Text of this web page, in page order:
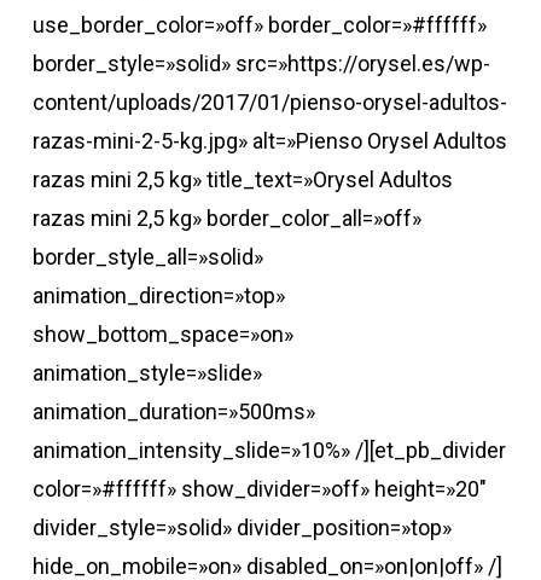
use_border_color=»off» border_color=»#ffffff»
border_style=»solid» src=»https://orysel.es/wp-
content/uploads/2017/01/pienso-orysel-adultos-
razas-mini-2-5-kg.jpg» alt=»Pienso Orysel Adultos
razas mini 2,5 kg» title_text=»Orysel Adultos
razas mini 2,5 kg» border_color_all=»off»
border_style_all=»solid»
animation_direction=»top»
show_bottom_space=»on»
animation_style=»slide»
animation_duration=»500ms»
animation_intensity_slide=»10%» /][et_pb_divider
color=»#ffffff» show_divider=»off» height=»20″
divider_style=»solid» divider_position=»top»
hide_on_mobile=»on» disabled_on=»on|on|off» /]